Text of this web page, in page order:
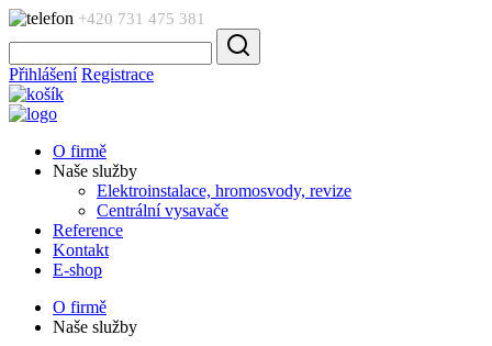
+420 731 475 381
Přihlášení Registrace
O firmě
Naše služby
Elektroinstalace, hromosvody, revize
Centrální vysavače
Reference
Kontakt
E-shop
O firmě
Naše služby